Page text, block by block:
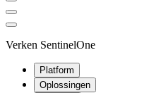
Verken SentinelOne
Platform
Oplossingen